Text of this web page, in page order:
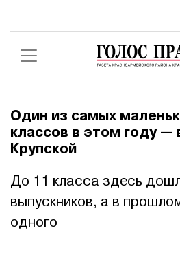
Один из самых
классов в этом году —
Крупской
До 11 класса здесь
выпускников, а в
одного